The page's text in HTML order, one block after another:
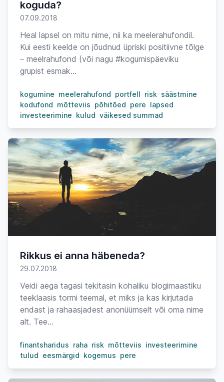
koguda?
07.09.2018
Heal lapsel on mitu nime, nii ka meelerahufondil.
Kui eesti keelde on jõudnud üpriski positiivne tõlge
– meelrahufond (või nagu #kogumispäeviku
grupist esmak...
kogumine meelerahufond portfell risk säästmine
kodufond mõtteviis põhitõed pere lapsed
investeerimine kulud väikesed summad
Rikkus ei anna häbeneda?
29.07.2018
Veidi aega tagasi tekitasin kohaliku blogimaastiku
teeklaasis tormi teemal, et miks ja kas kirjutada
endast ja rahaasjadest anonüümselt või oma nime
alt. Tee...
finantsharidus raha risk mõtteviis investeerimine
tulud eesmärgid kogemus pere